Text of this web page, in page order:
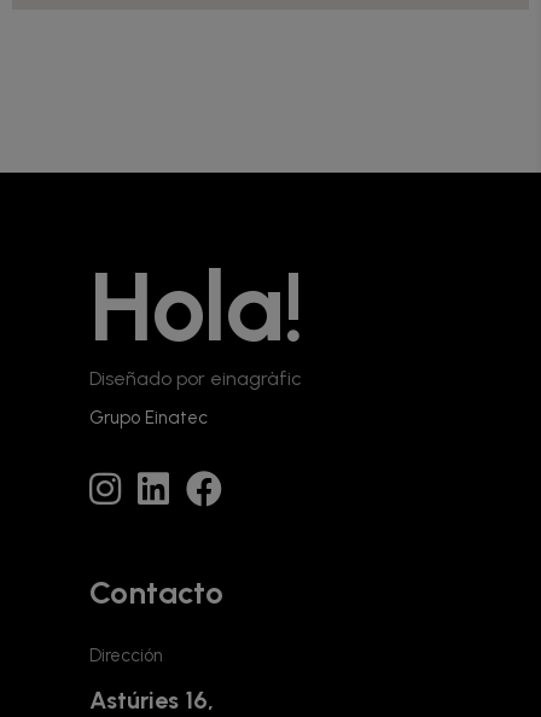
Hola!
Diseñado por einagràfic
Grupo Einatec
Contacto
Dirección
Astúries 16,